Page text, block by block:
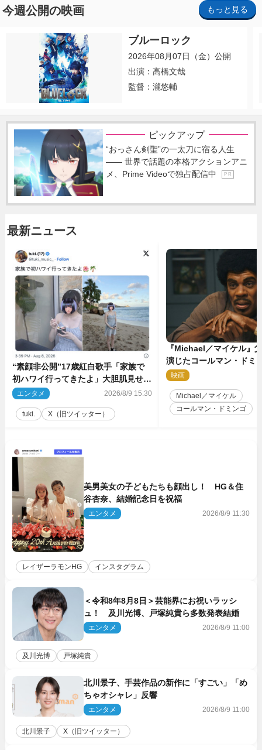
今週公開の映画 もっと見る
ブルーロック
2026年08月07日（金）公開
出演：高橋文哉
監督：瀧悠輔
ピックアップ
“おっさん剣聖”の一太刀に宿る人生
―― 世界で話題の本格アクションアニ
メ、Prime Videoで独占配信中
P R
最新ニュース
“素顔非公開”17歳紅白歌手「家族で
初ハワイ行ってきたよ」大胆肌見せシ
ョット公開
エンタメ 2026/8/9 15:30
tuki. X（旧ツイッター）
『Michael／マイケル』
演じたコールマン・ドミ
イクに2時間半かかって
映画
Michael／マイケル
コールマン・ドミンゴ
美男美女の子どもたちも顔出し！ HG＆住
谷杏奈、結婚記念日を祝福
エンタメ 2026/8/9 11:30
レイザーラモンHG インスタグラム
＜令和8年8月8日＞芸能界にお祝いラッシ
ュ！ 及川光博、戸塚純貴ら多数発表結婚
エンタメ 2026/8/9 11:00
及川光博 戸塚純貴
北川景子、手芸作品の新作に「すごい」「め
ちゃオシャレ」反響
エンタメ 2026/8/9 11:00
北川景子 X（旧ツイッター）